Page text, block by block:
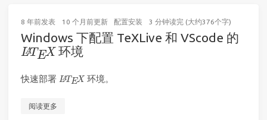
8 年前发表 10 个月前更新 配置安装 3 分钟读完 (大约376个字)
Windows 下配置 TeXLive 和 VScode 的
LATE
X 环境
快速部署 LAT EX环境。
阅读更多